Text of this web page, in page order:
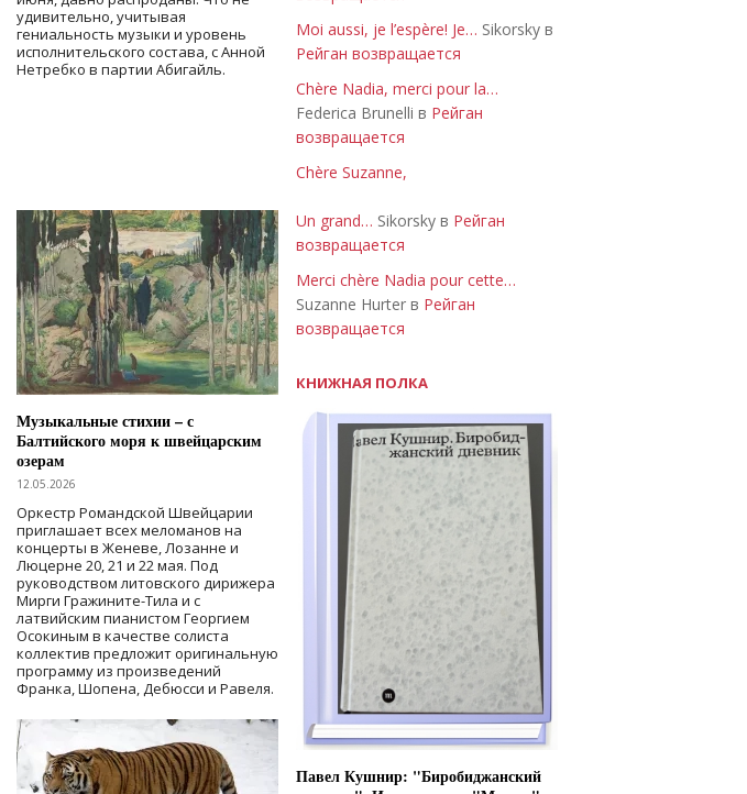
удивительно, учитывая
гениальность музыки и уровень
исполнительского состава, с Анной
Нетребко в партии Абигайль.
Музыкальные стихии – с
Балтийского моря к швейцарским
озерам
12.05.2026
Оркестр Романдской Швейцарии
приглашает всех меломанов на
концерты в Женеве, Лозанне и
Люцерне 20, 21 и 22 мая. Под
руководством литовского дирижера
Мирги Гражините-Тила и с
латвийским пианистом Георгием
Осокиным в качестве солиста
коллектив предложит оригинальную
программу из произведений
Франка, Шопена, Дебюсси и Равеля.
Moi aussi, je l’espère! Je… Sikorsky в
Рейган возвращается
Chère Nadia, merci pour la…
Federica Brunelli в Рейган
возвращается
Chère Suzanne,
Un grand… Sikorsky в Рейган
возвращается
Merci chère Nadia pour cette…
Suzanne Hurter в Рейган
возвращается
КНИЖНАЯ ПОЛКА
Павел Кушнир: "Биробиджанский